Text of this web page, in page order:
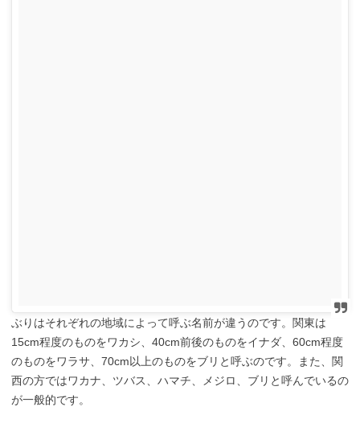
ぶりはそれぞれの地域によって呼ぶ名前が違うのです。関東は
15cm程度のものをワカシ、40cm前後のものをイナダ、60cm程度
のものをワラサ、70cm以上のものをブリと呼ぶのです。また、関
西の方ではワカナ、ツバス、ハマチ、メジロ、ブリと呼んでいるの
が一般的です。